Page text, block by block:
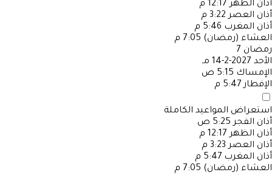
أذان الظهر 12:17 م
أذان العصر 3:22 م
أذان المغرب 5:46 م
العشاء (رمضان) 7:05 م
رمضان 7
الأحد 2027-2-14 مـ
الإمساك 5:15 ص
الإفطار 5:47 م
استعراض المواعيد الكاملة
أذان الفجر 5:25 ص
أذان الظهر 12:17 م
أذان العصر 3:23 م
أذان المغرب 5:47 م
العشاء (رمضان) 7:05 م